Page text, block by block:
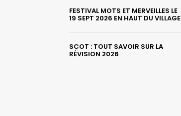
FESTIVAL MOTS ET MERVEILLES LE
19 SEPT 2026 EN HAUT DU VILLAGE
SCOT : TOUT SAVOIR SUR LA
RÉVISION 2026